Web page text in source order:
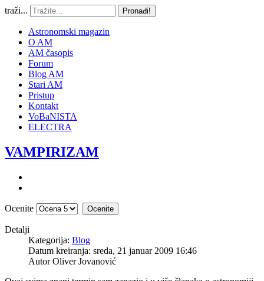
traži... Pronađi!
Astronomski magazin
O AM
AM časopis
Forum
Blog AM
Stari AM
Pristup
Kontakt
VoBaNISTA
ELECTRA
VAMPIRIZAM
Ocenite
Detalji
Kategorija: Blog
Datum kreiranja: sreda, 21 januar 2009 16:46
AutorOliver Jovanović